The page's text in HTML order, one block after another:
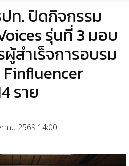
ท. ปิดกิจกรรม
รุ่นที่ 3 มอบ
สำเร็จการอบรม
ราย
คม 2569 14:00